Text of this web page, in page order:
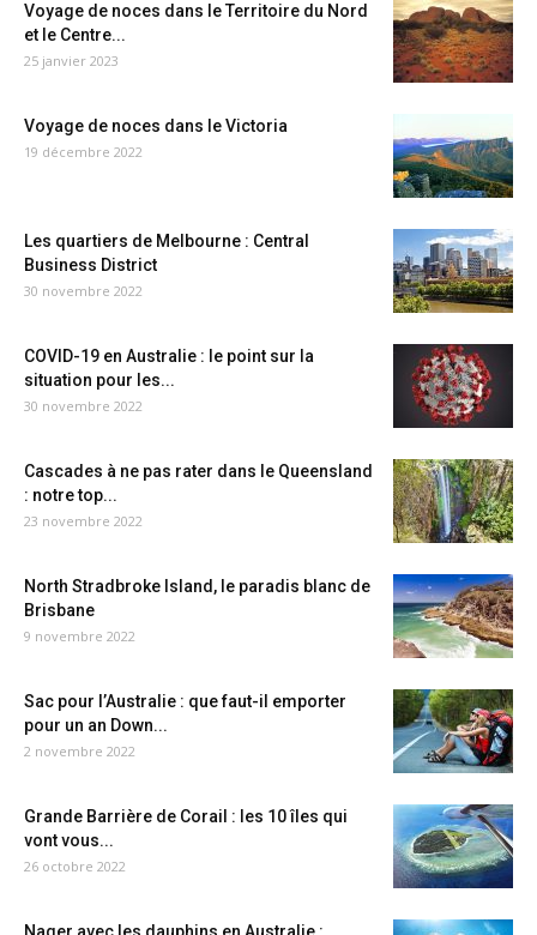
Voyage de noces dans le Territoire du Nord
et le Centre...
25 janvier 2023
Voyage de noces dans le Victoria
19 décembre 2022
Les quartiers de Melbourne : Central
Business District
30 novembre 2022
COVID-19 en Australie : le point sur la
situation pour les...
30 novembre 2022
Cascades à ne pas rater dans le Queensland
: notre top...
23 novembre 2022
North Stradbroke Island, le paradis blanc de
Brisbane
9 novembre 2022
Sac pour l’Australie : que faut-il emporter
pour un an Down...
2 novembre 2022
Grande Barrière de Corail : les 10 îles qui
vont vous...
26 octobre 2022